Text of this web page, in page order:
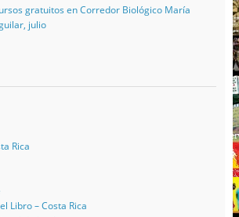
gratuitos en Corredor Biológico María
julio
Rica
Libro – Costa Rica